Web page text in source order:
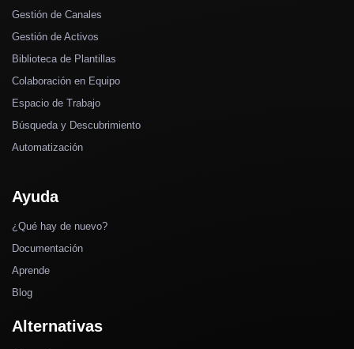
Gestión de Canales
Gestión de Activos
Biblioteca de Plantillas
Colaboración en Equipo
Espacio de Trabajo
Búsqueda y Descubrimiento
Automatización
Ayuda
¿Qué hay de nuevo?
Documentación
Aprende
Blog
Alternativas